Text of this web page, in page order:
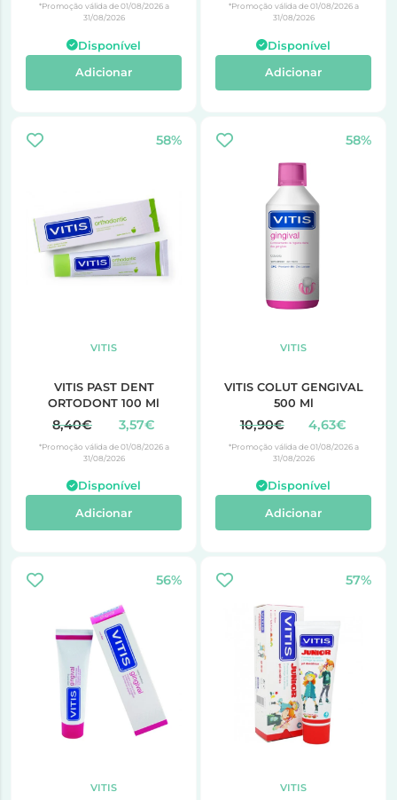
*Promoção válida de 01/08/2026 a
31/08/2026
Disponível
Adicionar
*Promoção válida de 01/08/2026 a
31/08/2026
Disponível
Adicionar
58%
VITIS
VITIS PAST DENT
ORTODONT 100 Ml
8,40€ 3,57€
*Promoção válida de 01/08/2026 a
31/08/2026
Disponível
Adicionar
58%
VITIS
VITIS COLUT GENGIVAL
500 Ml
10,90€ 4,63€
*Promoção válida de 01/08/2026 a
31/08/2026
Disponível
Adicionar
56%
VITIS
57%
VITIS